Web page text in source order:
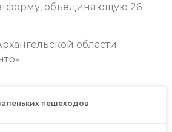
объединяющую 26
области
пешеходов